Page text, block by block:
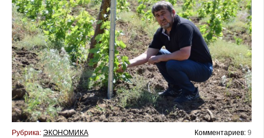
Рубрика: ЭКОНОМИКА Комментариев: 9